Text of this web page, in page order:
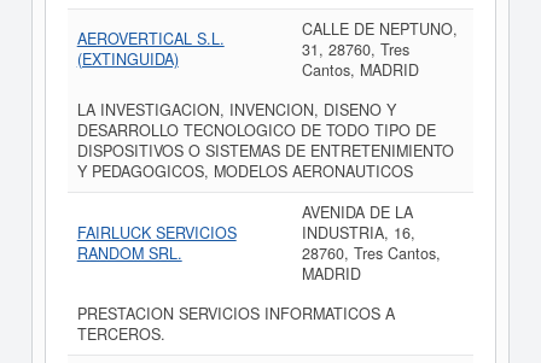
AEROVERTICAL S.L.
(EXTINGUIDA)
CALLE DE NEPTUNO,
31, 28760, Tres
Cantos, MADRID
LA INVESTIGACION, INVENCION, DISENO Y
DESARROLLO TECNOLOGICO DE TODO TIPO DE
DISPOSITIVOS O SISTEMAS DE ENTRETENIMIENTO
Y PEDAGOGICOS, MODELOS AERONAUTICOS
FAIRLUCK SERVICIOS
RANDOM SRL.
AVENIDA DE LA
INDUSTRIA, 16,
28760, Tres Cantos,
MADRID
PRESTACION SERVICIOS INFORMATICOS A
TERCEROS.